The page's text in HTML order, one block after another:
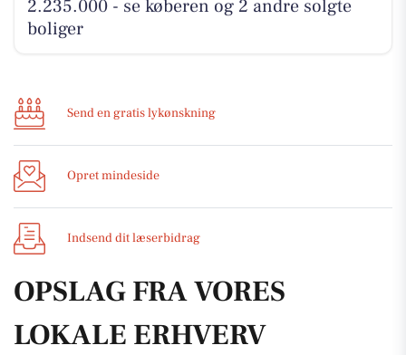
2.235.000 - se køberen og 2 andre solgte
boliger
Send en gratis lykønskning
Opret mindeside
Indsend dit læserbidrag
OPSLAG FRA VORES
LOKALE ERHVERV